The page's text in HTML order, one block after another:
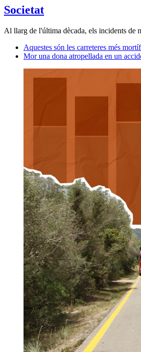
Societat
Al llarg de l'última dècada, els incidents de
Aquestes són les carreteres més
Mor una dona atropellada en un